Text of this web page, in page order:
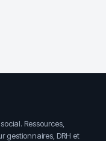
Ressources,
gestionnaires, DRH et